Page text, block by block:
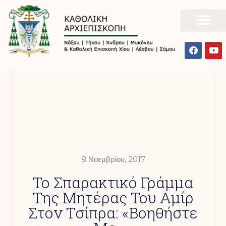
8 Νοεμβρίου, 2017
Το Σπαρακτικό Γράμμα
Της Μητέρας Του Αμίρ
Στον Τσίπρα: «Βοηθήστε